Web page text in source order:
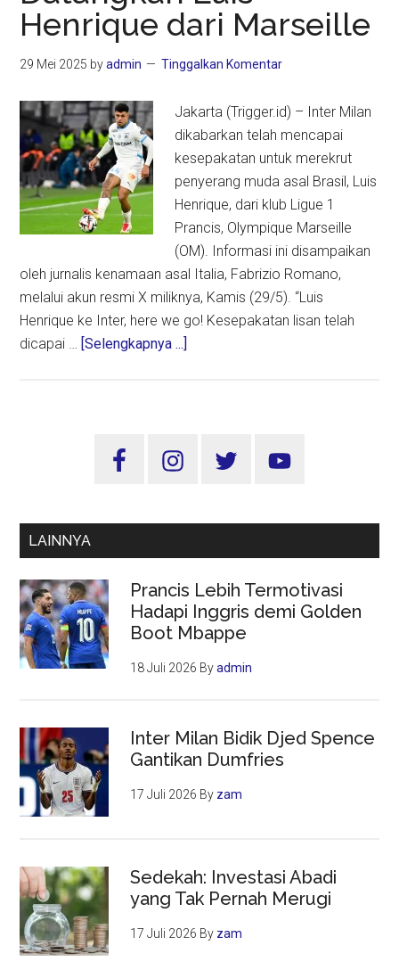
Henrique dari Marseille
29 Mei 2025 byadmin Tinggalkan Komentar
Jakarta (Trigger.id) – Inter Milan
dikabarkan telah mencapai
kesepakatan untuk merekrut
penyerang muda asal Brasil, Luis
Henrique, dari klub Ligue 1
Prancis, Olympique Marseille
(OM). Informasi ini disampaikan
oleh jurnalis kenamaan asal Italia, Fabrizio Romano,
melalui akun resmi X miliknya, Kamis (29/5). “Luis
Henrique ke Inter, here we go! Kesepakatan lisan telah
dicapai … [Selengkapnya ...]
Datangkan
dari
Sidebar
LAINNYA
Prancis Lebih Termotivasi
Hadapi Inggris demi Golden
Boot Mbappe
18 Juli 2026 Byadmin
Inter Milan Bidik Djed Spence
Gantikan Dumfries
17 Juli 2026 By zam
Sedekah: Investasi Abadi
yang Tak Pernah Merugi
17 Juli 2026 By zam